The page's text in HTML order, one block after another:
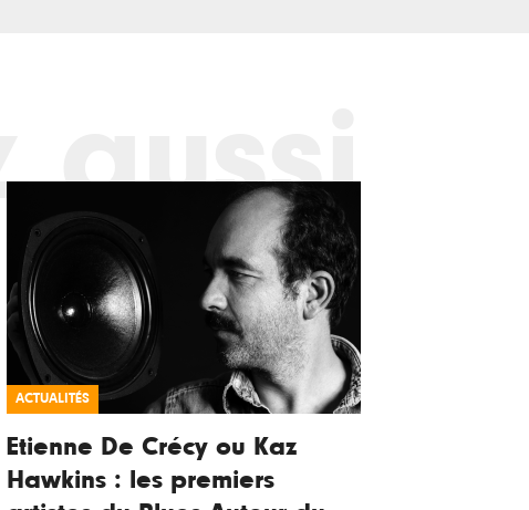
aussi
ACTUALITÉS
Etienne De Crécy ou Kaz
Hawkins : les premiers